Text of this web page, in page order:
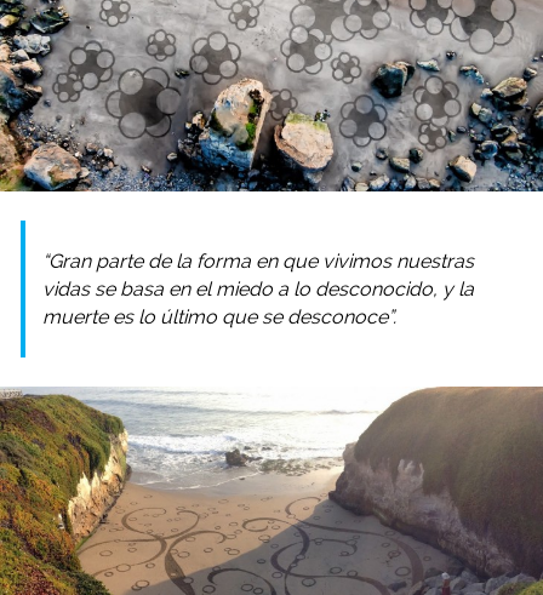
“Gran parte de la forma en que vivimos nuestras
vidas se basa en el miedo a lo desconocido, y la
muerte es lo último que se desconoce”.